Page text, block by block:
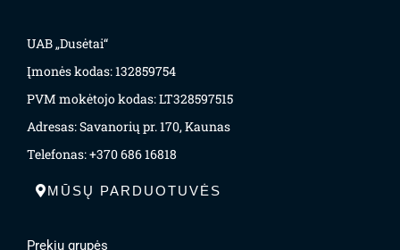
UAB „Dusėtai“
Įmonės kodas: 132859754
PVM mokėtojo kodas: LT328597515
Adresas: Savanorių pr. 170, Kaunas
Telefonas: +370 686 16818
MŪSŲ PARDUOTUVĖS
Prekių grupės